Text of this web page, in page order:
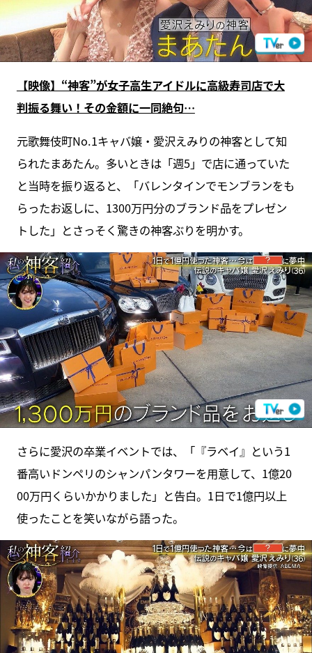
【映像】“神客”が女子高生アイドルに高級寿司店で大
判振る舞い！その金額に一同絶句…
元歌舞伎町No.1キャバ嬢・愛沢えみりの神客として知
られたまあたん。多いときは「週5」で店に通っていた
と当時を振り返ると、「バレンタインでモンブランをも
らったお返しに、1300万円分のブランド品をプレゼン
トした」とさっそく驚きの神客ぶりを明かす。
さらに愛沢の卒業イベントでは、「『ラベイ』という1
番高いドンペリのシャンパンタワーを用意して、1億20
00万円くらいかかりました」と告白。1日で1億円以上
使ったことを笑いながら語った。